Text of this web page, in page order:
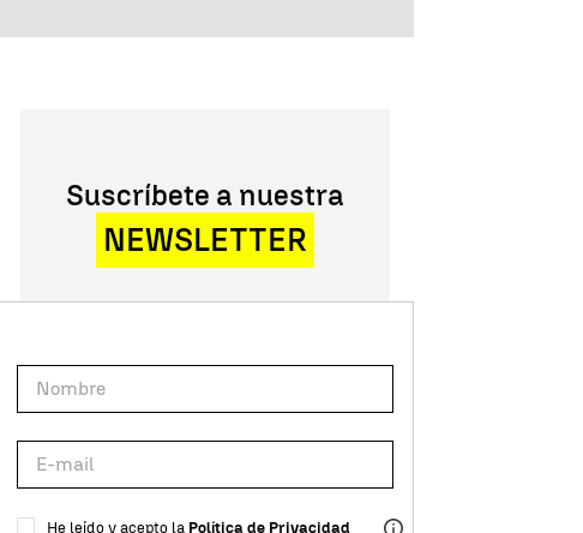
Suscríbete a nuestra
NEWSLETTER
He leído y acepto la Política de Privacidad